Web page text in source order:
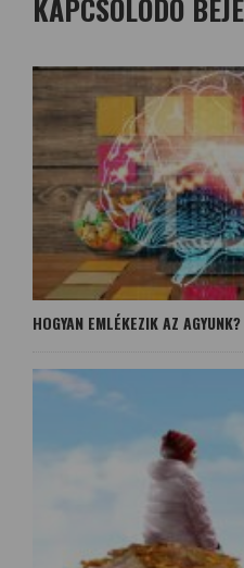
KAPCSOLÓDÓ
HOGYAN EMLÉKEZIK AZ